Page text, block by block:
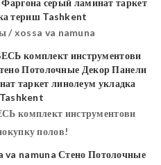
/ xossa va namuna
комплект инструментови
полов!